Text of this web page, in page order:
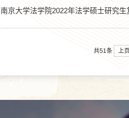
南京大学法学院2022年法学硕士研究生
共51条 上